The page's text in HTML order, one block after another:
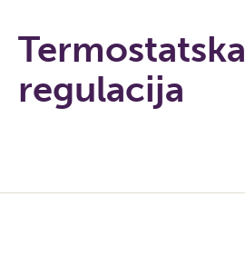
Termostatska
regulacija